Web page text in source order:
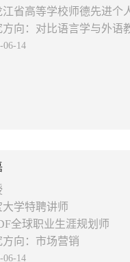
江省高等学校师德先进个
方向：对比语言学与外语
06-14
大学特聘讲师
全球职业生涯规划师
方向：市场营销
06-14